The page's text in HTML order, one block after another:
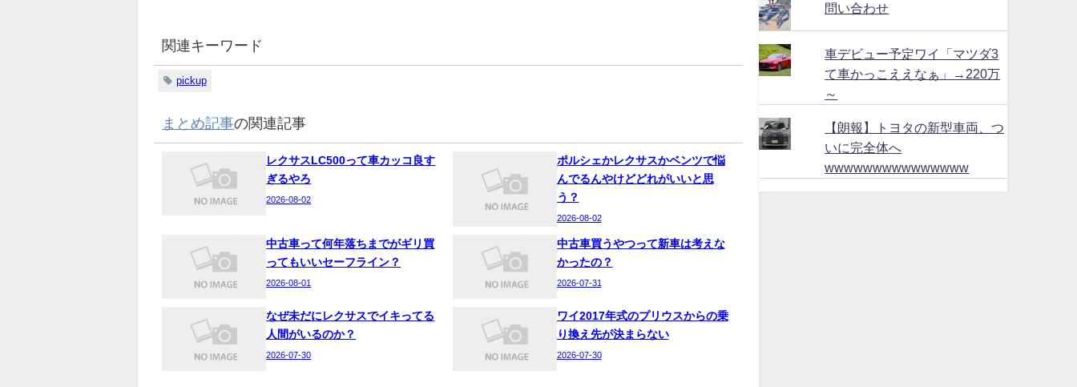
関連キーワード
pickup
まとめ記事の関連記事
レクサスLC500って車カッコ良す
ぎるやろ
2026-08-02
ポルシェかレクサスかベンツで悩
んでるんやけどどれがいいと思
う？
2026-08-02
中古車って何年落ちまでがギリ買
ってもいいセーフライン？
2026-08-01
中古車買うやつって新車は考えな
かったの？
2026-07-31
なぜ未だにレクサスでイキってる
人間がいるのか？
2026-07-30
ワイ2017年式のプリウスからの乗
り換え先が決まらない
2026-07-30
問い合わせ
車デビュー予定ワイ「マツダ3
て車かっこええなぁ」→220万
～
【朗報】トヨタの新型車両、つ
いに完全体へ
wwwwwwwwwwwwwww